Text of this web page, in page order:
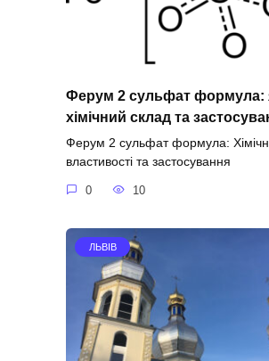
Ферум 2 сульфат формула:
хімічний склад та
Ферум 2 сульфат формула:
властивості та застосування
0 10
ЛЬВІВ